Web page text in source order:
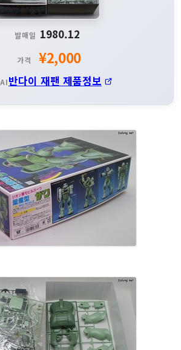
발매일 1980.12
가격 ¥2,000
반다이 재팬 제품정보